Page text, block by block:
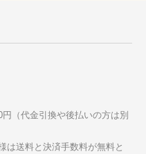
（代金引換や後払いの方は別
は送料と決済手数料が無料と